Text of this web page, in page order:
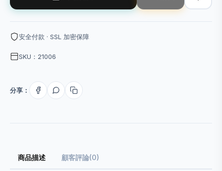
安全付款 · SSL 加密保障
SKU：21006
分享：
商品描述 顧客評論(0)